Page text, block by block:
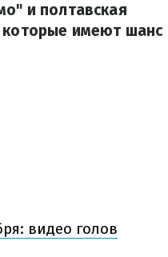
и полтавская
которые имеют шанс
видео голов